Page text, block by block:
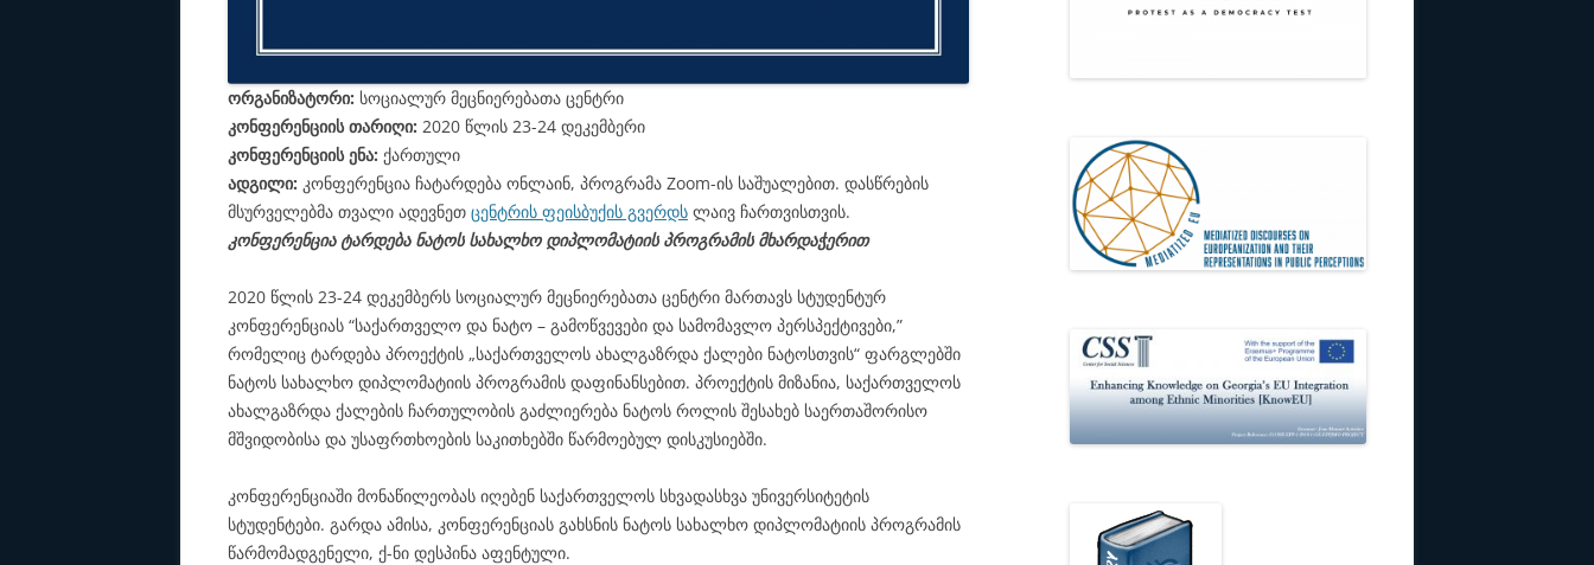
ორგანიზატორი: სოციალურ მეცნიერებათა ცენტრი
კონფერენციის თარიღი: 2020 წლის 23-24 დეკემბერი
კონფერენციის ენა: ქართული
ადგილი: კონფერენცია ჩატარდება ონლაინ, პროგრამა Zoom-ის საშუალებით. დასწრების
მსურველებმა თვალი ადევნეთ ცენტრის ფეისბუქის გვერდს ლაივ ჩართვისთვის.
კონფერენცია ტარდება ნატოს სახალხო დიპლომატიის პროგრამის მხარდაჭერით
2020 წლის 23-24 დეკემბერს სოციალურ მეცნიერებათა ცენტრი მართავს სტუდენტურ
კონფერენციას “საქართველო და ნატო – გამოწვევები და სამომავლო პერსპექტივები,”
რომელიც ტარდება პროექტის „საქართველოს ახალგაზრდა ქალები ნატოსთვის“ ფარგლებში
ნატოს სახალხო დიპლომატიის პროგრამის დაფინანსებით. პროექტის მიზანია, საქართველოს
ახალგაზრდა ქალების ჩართულობის გაძლიერება ნატოს როლის შესახებ საერთაშორისო
მშვიდობისა და უსაფრთხოების საკითხებში წარმოებულ დისკუსიებში.
კონფერენციაში მონაწილეობას იღებენ საქართველოს სხვადასხვა უნივერსიტეტის
სტუდენტები. გარდა ამისა, კონფერენციას გახსნის ნატოს სახალხო დიპლომატიის პროგრამის
წარმომადგენელი, ქ-ნი დესპინა აფენტული.